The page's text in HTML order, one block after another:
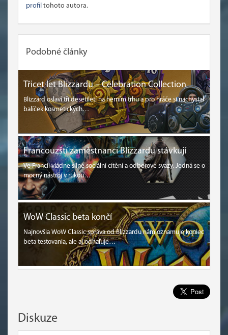
profil tohoto autora.
Podobné články
Třicet let Blizzardu – Celebration Collection
Blizzard oslaví tři desetiletí na herním trhu a pro hráče si nachystal
balíček kosmetických…
Francouzští zaměstnanci Blizzardu stávkují
Ve Francii vládne silné sociální cítění a odborové svazy. Jedná se o
mocný nástroj v rukou…
WoW Classic beta končí
Najnovšia WoW Classic správa od Blizzardu nám oznamuje koniec
beta testovania, ale aj odhaľuje…
Diskuze